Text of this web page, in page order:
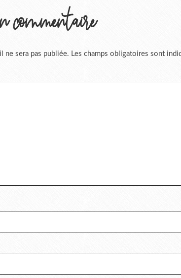
ne sera pas publiée. Les champs obligatoires sont